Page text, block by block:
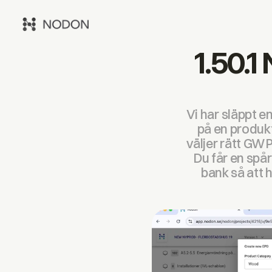
Vi har släppt
på en
väljer rätt
Du får en
bank så att